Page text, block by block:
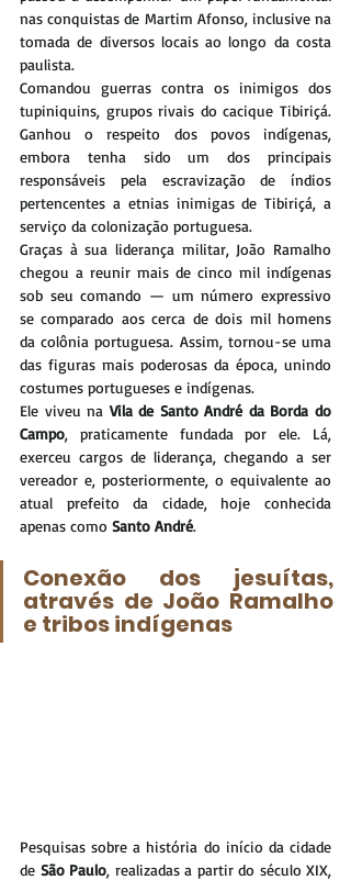
nas conquistas de Martim Afonso, inclusive na
tomada de diversos locais ao longo da costa
paulista.
Comandou guerras contra os inimigos dos
tupiniquins, grupos rivais do cacique Tibiriçá.
Ganhou o respeito dos povos indígenas,
embora tenha sido um dos principais
responsáveis pela escravização de índios
pertencentes a etnias inimigas de Tibiriçá, a
serviço da colonização portuguesa.
Graças à sua liderança militar, João Ramalho
chegou a reunir mais de cinco mil indígenas
sob seu comando — um número expressivo
se comparado aos cerca de dois mil homens
da colônia portuguesa. Assim, tornou-se uma
das figuras mais poderosas da época, unindo
costumes portugueses e indígenas.
Ele viveu na Vila de Santo André da Borda do
Campo, praticamente fundada por ele. Lá,
exerceu cargos de liderança, chegando a ser
vereador e, posteriormente, o equivalente ao
atual prefeito da cidade, hoje conhecida
apenas como Santo André.
Conexão dos jesuítas,
através de João Ramalho
e tribos indígenas
Pesquisas sobre a história do início da cidade
de São Paulo, realizadas a partir do século XIX,